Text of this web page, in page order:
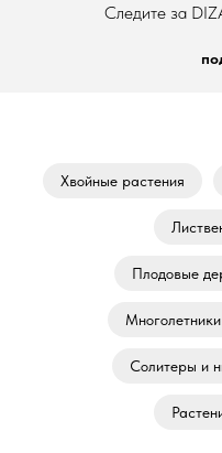
Следите за
Хвойные растения
Плодовые
Солитеры и